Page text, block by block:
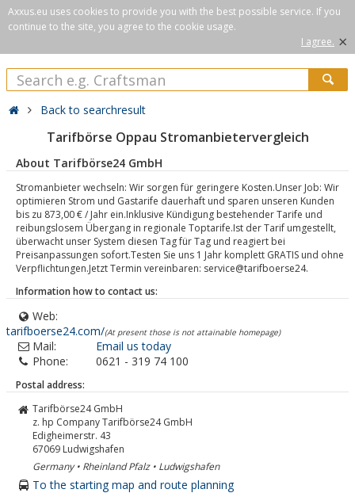
Axxus.eu uses cookies to provide you with the best possible service. If you
continue to the site, you agree to the cookie usage.
I agree. ×
Back to searchresult
Tarifbörse Oppau Stromanbietervergleich
About Tarifbörse24 GmbH
Stromanbieter wechseln: Wir sorgen für geringere Kosten.Unser Job: Wir
optimieren Strom und Gastarife dauerhaft und sparen unseren Kunden
bis zu 873,00 € / Jahr ein.Inklusive Kündigung bestehender Tarife und
reibungslosem Übergang in regionale Toptarife.Ist der Tarif umgestellt,
überwacht unser System diesen Tag für Tag und reagiert bei
Preisanpassungen sofort.Testen Sie uns 1 Jahr komplett GRATIS und ohne
Verpflichtungen.Jetzt Termin vereinbaren: service@tarifboerse24.
Information how to contact us:
Web:
tarifboerse24.com/(At present those is not attainable homepage)
Mail:
Email us today
Phone:
0621 - 319 74 100
Postal address:
Tarifbörse24 GmbH
z. hp Company Tarifbörse24 GmbH
Edigheimerstr. 43
67069 Ludwigshafen
Germany • Rheinland Pfalz • Ludwigshafen
To the starting map and route planning